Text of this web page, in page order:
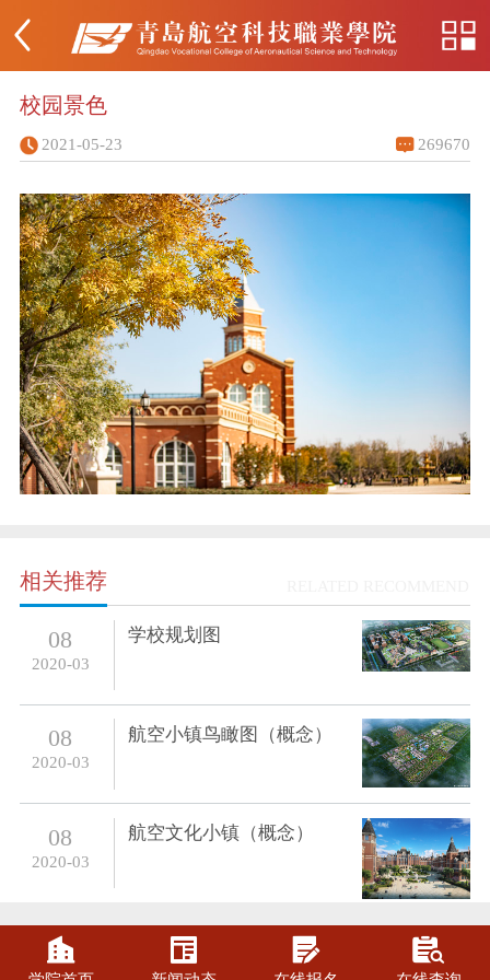
校园景色
2021-05-23 269670
相关推荐
08
2020-03
学校规划图
08
2020-03
航空小镇鸟瞰图（概念）
08
2020-03
航空文化小镇（概念）
   